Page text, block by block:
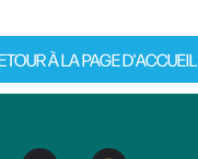
À LA PAGE D'ACCUEIL